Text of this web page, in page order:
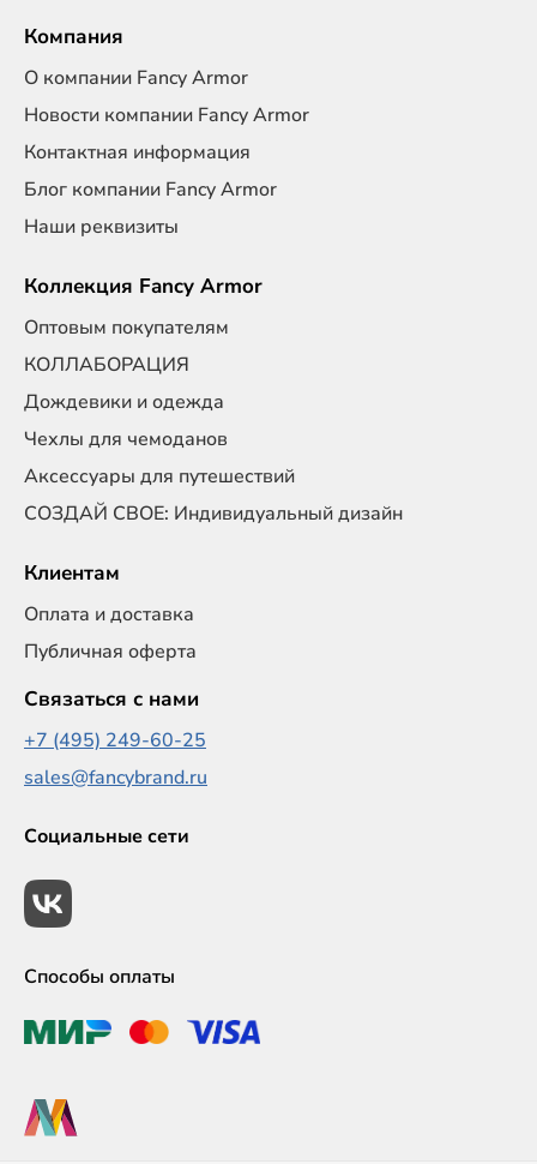
Компания
О компании Fancy Armor
Новости компании Fancy Armor
Контактная информация
Блог компании Fancy Armor
Наши реквизиты
Коллекция Fancy Armor
Оптовым покупателям
КОЛЛАБОРАЦИЯ
Дождевики и одежда
Чехлы для чемоданов
Аксессуары для путешествий
СОЗДАЙ СВОЕ: Индивидуальный дизайн
Клиентам
Оплата и доставка
Публичная оферта
Связаться с нами
+7 (495) 249-60-25
sales@fancybrand.ru
Социальные сети
Способы оплаты